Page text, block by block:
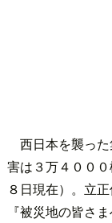
西日本を襲っ
害は３万４００
８日現在）。立
『被災地の皆さ